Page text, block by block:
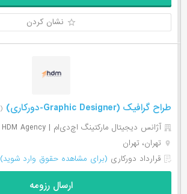
نشان کردن
طراح گرافیک (Graphic Designer-دورکاری) (۳۹ روز پیش)
آژانس دیجیتال مارکتینگ اچ‌دی‌ام | HDM Agency
تهران، تهران
قرارداد دورکاری (برای مشاهده حقوق وارد شوید)
ارسال رزومه